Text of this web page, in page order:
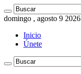
domingo , agosto 9 2026
Inicio
Únete